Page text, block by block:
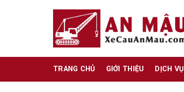
TRANG CHỦ GIỚI THIỆU DỊCH VỤ